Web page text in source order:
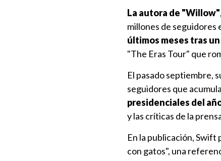
La autora de "Willow"
millones de seguidores
últimos meses tras
"The Eras Tour" que
El pasado septiembre,
seguidores que
presidenciales del
y las críticas de la
En la publicación, Swift
con gatos", una